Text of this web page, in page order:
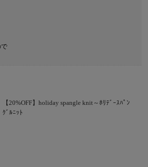
【20%OFF】holiday spangle knit～ﾎﾘﾃﾞｰｽﾊﾟﾝ
ｸﾞﾙﾆｯﾄ